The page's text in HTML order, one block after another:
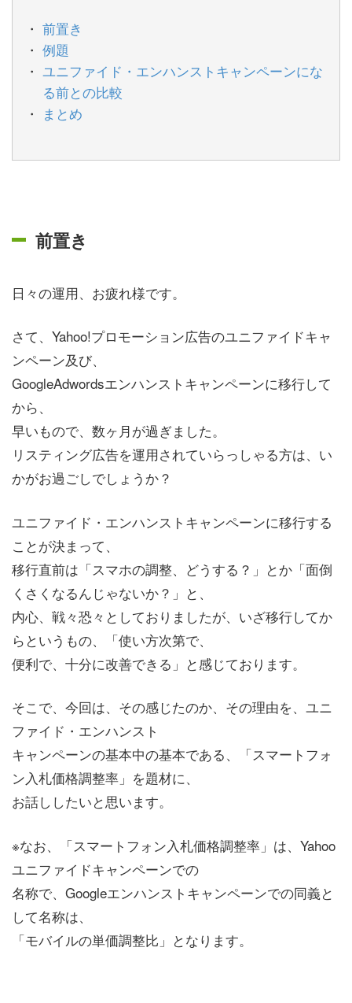
前置き
例題
ユニファイド・エンハンストキャンペーンにな
る前との比較
まとめ
前置き
日々の運用、お疲れ様です。
さて、Yahoo!プロモーション広告のユニファイドキャ
ンペーン及び、
GoogleAdwordsエンハンストキャンペーンに移行して
から、
早いもので、数ヶ月が過ぎました。
リスティング広告を運用されていらっしゃる方は、い
かがお過ごしでしょうか？
ユニファイド・エンハンストキャンペーンに移行する
ことが決まって、
移行直前は「スマホの調整、どうする？」とか「面倒
くさくなるんじゃないか？」と、
内心、戦々恐々としておりましたが、いざ移行してか
らというもの、「使い方次第で、
便利で、十分に改善できる」と感じております。
そこで、今回は、その感じたのか、その理由を、ユニ
ファイド・エンハンスト
キャンペーンの基本中の基本である、「スマートフォ
ン入札価格調整率」を題材に、
お話ししたいと思います。
※なお、「スマートフォン入札価格調整率」は、Yahoo
ユニファイドキャンペーンでの
名称で、Googleエンハンストキャンペーンでの同義と
して名称は、
「モバイルの単価調整比」となります。